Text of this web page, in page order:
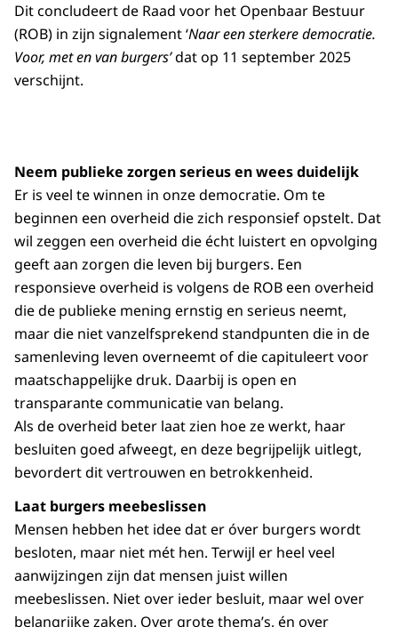
Dit concludeert de Raad voor het Openbaar Bestuur
(ROB) in zijn signalement ‘Naar een sterkere democratie.
Voor, met en van burgers’dat op 11 september 2025
verschijnt.
Neem publieke zorgen serieus en wees duidelijk
Er is veel te winnen in onze democratie. Om te
beginnen een overheid die zich responsief opstelt. Dat
wil zeggen een overheid die écht luistert en opvolging
geeft aan zorgen die leven bij burgers. Een
responsieve overheid is volgens de ROB een overheid
die de publieke mening ernstig en serieus neemt,
maar die niet vanzelfsprekend standpunten die in de
samenleving leven overneemt of die capituleert voor
maatschappelijke druk. Daarbij is open en
transparante communicatie van belang.
Als de overheid beter laat zien hoe ze werkt, haar
besluiten goed afweegt, en deze begrijpelijk uitlegt,
bevordert dit vertrouwen en betrokkenheid.
Laat burgers meebeslissen
Mensen hebben het idee dat er óver burgers wordt
besloten, maar niet mét hen. Terwijl er heel veel
aanwijzingen zijn dat mensen juist willen
meebeslissen. Niet over ieder besluit, maar wel over
belangrijke zaken. Over grote thema’s, én over